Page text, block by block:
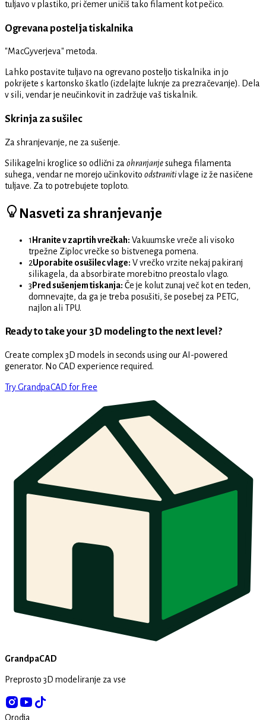
tuljavo v plastiko, pri čemer uničiš tako filament kot pečico.
Ogrevana postelja tiskalnika
"MacGyverjeva" metoda.
Lahko postavite tuljavo na ogrevano posteljo tiskalnika in jo
pokrijete s kartonsko škatlo (izdelajte luknje za prezračevanje). Dela
v sili, vendar je neučinkovit in zadržuje vaš tiskalnik.
Skrinja za sušilec
Za shranjevanje, ne za sušenje.
Silikagelni kroglice so odlični za ohranjanjesuhega filamenta
suhega, vendar ne morejo učinkovito odstranitivlage iz že nasičene
tuljave. Za to potrebujete toploto.
Nasveti za shranjevanje
1Hranite v zaprtih vrečkah: Vakuumske vreče ali visoko
trpežne Ziploc vrečke so bistvenega pomena.
2Uporabite osušilec vlage: V vrečko vrzite nekaj pakiranj
silikagela, da absorbirate morebitno preostalo vlago.
3Pred sušenjem tiskanja: Če je kolut zunaj več kot en teden,
domnevajte, da ga je treba posušiti, še posebej za PETG,
najlon ali TPU.
Ready to take your 3D modeling to the next level?
Create complex 3D models in seconds using our AI-powered
generator. No CAD experience required.
Try GrandpaCAD for Free
GrandpaCAD
Preprosto 3D modeliranje za vse
Orodja